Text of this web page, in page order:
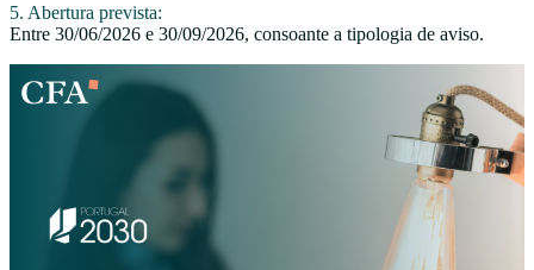
5. Abertura prevista:
Entre 30/06/2026 e 30/09/2026, consoante a tipologia de aviso.